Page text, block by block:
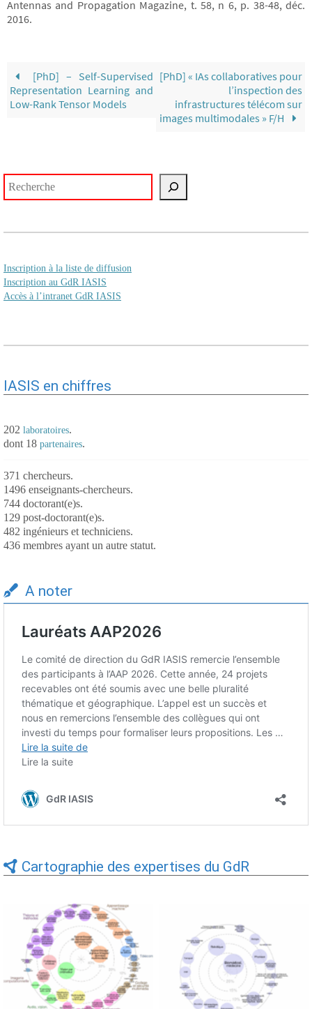
Antennas and Propagation Magazine, t. 58, n 6, p. 38-48, déc.
2016.
[PhD] – Self-Supervised
Representation Learning and
Low-Rank Tensor Models
[PhD] « IAs collaboratives pour
l’inspection des
infrastructures télécom sur
images multimodales » F/H
Inscription à la liste de diffusion
Inscription au GdR IASIS
Accès à l’intranet GdR IASIS
IASIS en chiffres
202 laboratoires.
dont 18 partenaires.
371 chercheurs.
1496 enseignants-chercheurs.
744 doctorant(e)s.
129 post-doctorant(e)s.
482 ingénieurs et techniciens.
436 membres ayant un autre statut.
A noter
Cartographie des expertises du GdR
Expertises du GdR -
cartographie par Axes -
19/09/2025
Expertises du GdR -
cartographie par mots-clés
applicatifs - 19/09/2025